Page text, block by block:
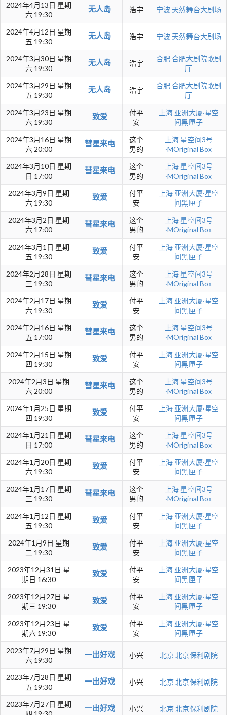
2024年4月13日 星期
六 19:30
无人岛 浩宇 宁波 天然舞台大剧场
2024年4月12日 星期
五 19:30
无人岛 浩宇 宁波 天然舞台大剧场
2024年3月30日 星期
六 19:30
无人岛 浩宇
合肥合肥大剧院歌剧
厅
2024年3月29日 星期
五 19:30
无人岛 浩宇
合肥合肥大剧院歌剧
厅
2024年3月23日 星期
六 19:30
致爱
付平
安
上海 亚洲大厦·星空
间黑匣子
2024年3月16日 星期
六 20:00
彗星来电
这个
男的
上海 星空间3号
·MOriginal Box
2024年3月10日 星期
日 17:00
彗星来电
这个
男的
上海 星空间3号
·MOriginal Box
2024年3月9日 星期
六 19:30
致爱
付平
安
上海 亚洲大厦·星空
间黑匣子
2024年3月2日 星期
六 17:00
彗星来电
这个
男的
上海 星空间3号
·MOriginal Box
2024年3月1日 星期
五 19:30
致爱
付平
安
上海 亚洲大厦·星空
间黑匣子
2024年2月28日 星期
三 19:30
彗星来电
这个
男的
上海 星空间3号
·MOriginal Box
2024年2月17日 星期
六 19:30
致爱
付平
安
上海 亚洲大厦·星空
间黑匣子
2024年2月16日 星期
五 17:00
彗星来电
这个
男的
上海 星空间3号
·MOriginal Box
2024年2月15日 星期
四 19:30
致爱
付平
安
上海 亚洲大厦·星空
间黑匣子
2024年2月3日 星期
六 20:00
彗星来电
这个
男的
上海 星空间3号
·MOriginal Box
2024年1月25日 星期
四 19:30
致爱
付平
安
上海 亚洲大厦·星空
间黑匣子
2024年1月21日 星期
日 17:00
彗星来电
这个
男的
上海 星空间3号
·MOriginal Box
2024年1月20日 星期
六 19:30
致爱
付平
安
上海 亚洲大厦·星空
间黑匣子
2024年1月17日 星期
三 19:30
彗星来电
这个
男的
上海 星空间3号
·MOriginal Box
2024年1月12日 星期
五 19:30
致爱
付平
安
上海 亚洲大厦·星空
间黑匣子
2024年1月9日 星期
二 19:30
致爱
付平
安
上海 亚洲大厦·星空
间黑匣子
2023年12月31日 星
期日 16:30
致爱
付平
安
上海 亚洲大厦·星空
间黑匣子
2023年12月27日 星
期三 19:30
致爱
付平
安
上海 亚洲大厦·星空
间黑匣子
2023年12月23日 星
期六 19:30
致爱
付平
安
上海 亚洲大厦·星空
间黑匣子
2023年7月29日 星期
六 19:30
一出好戏 小兴 北京 北京保利剧院
2023年7月28日 星期
五 19:30
一出好戏 小兴 北京 北京保利剧院
2023年7月27日 星期
一出好戏 小兴 北京 北京保利剧院